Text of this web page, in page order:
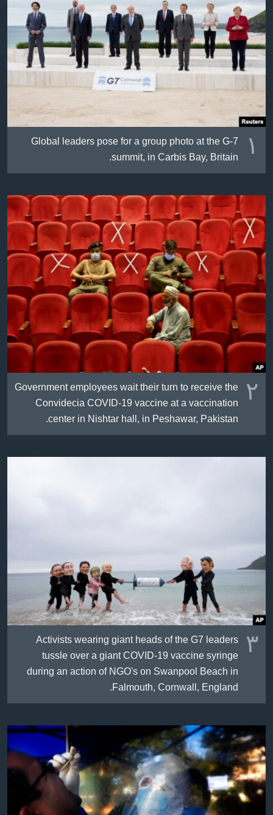
ژیان لە فەرهەنگدا
Learning English
FOLLOW US
زمانه‌کان
١
Global leaders pose for a group photo at the G-7
summit, in Carbis Bay, Britain.
٢ Government employees wait their turn to receive the
Convidecia COVID-19 vaccine at a vaccination
center in Nishtar hall, in Peshawar, Pakistan.
٣ Activists wearing giant heads of the G7 leaders
tussle over a giant COVID-19 vaccine syringe
during an action of NGO's on Swanpool Beach in
Falmouth, Cornwall, England.